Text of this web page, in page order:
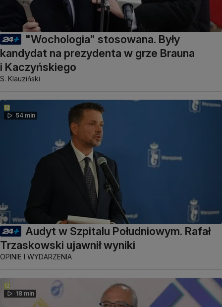
"Wochologia" stosowana. Były
kandydat na prezydenta w grze Brauna
i Kaczyńskiego
S. Klauziński
54 min
Audyt w Szpitalu Południowym. Rafał
Trzaskowski ujawnił wyniki
OPINIE I WYDARZENIA
18 min